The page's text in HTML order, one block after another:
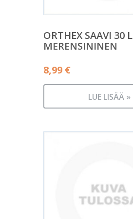
ORTHEX SAAVI 30 L
MERENSININEN
8,99 €
LUE LISÄÄ »